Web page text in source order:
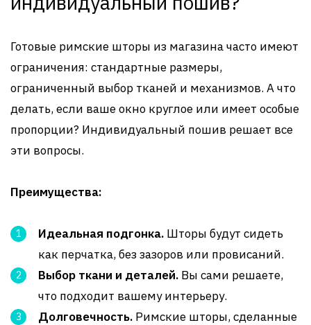
Готовые римские шторы из магазина часто имеют
ограничения: стандартные размеры,
ограниченный выбор тканей и механизмов. А что
делать, если ваше окно круглое или имеет особые
пропорции? Индивидуальный пошив решает все
эти вопросы.
Преимущества:
Идеальная подгонка. Шторы будут сидеть
как перчатка, без зазоров или провисаний.
Выбор ткани и деталей. Вы сами решаете,
что подходит вашему интерьеру.
Долговечность. Римские шторы, сделанные